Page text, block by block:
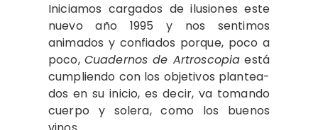
Iniciamos cargados de ilusiones este
nuevo año 1995 y nos senti­mos
animados y confiados porque, po­co a
poco, Cuadernos de Artroscopia es­tá
cumpliendo con los objetivos plantea­
dos en su inicio, es decir, va tomando
cuerpo y solera, como los buenos